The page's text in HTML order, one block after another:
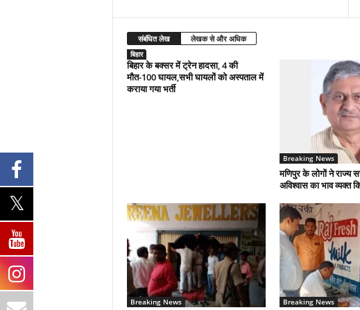
संबंधित लेख लेखक से और अधिक
बिहार
बिहार के बक्सर में ट्रेन हादसा, 4 की
मौत-100 घायल,सभी घायलों को अस्पताल में
कराया गया भर्ती
Breaking News
मणिपुर के लोगों ने राज्य
अविश्वास का भाव व्यक्त
Breaking News Breaking News